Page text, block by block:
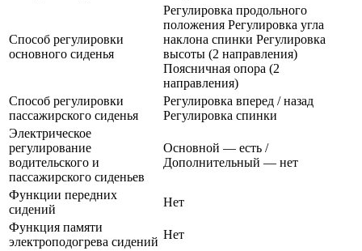
Способ регулировки
основного сиденья
Регулировка продольного
положения Регулировка угла
наклона спинки Регулировка
высоты (2 направления)
Поясничная опора (2
направления)
Способ регулировки
пассажирского сиденья
Регулировка вперед / назад
Регулировка спинки
Электрическое
регулирование
водительского и
пассажирского сиденьев
Основной — есть /
Дополнительный — нет
Функции передних
сидений
Нет
Функция памяти
электроподогрева сидений
Нет